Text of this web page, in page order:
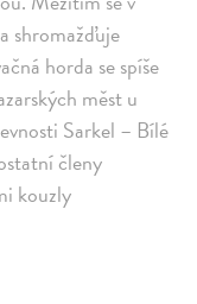
shromažďuje
horda se spíše
měst u
Sarkel – Bílé
členy
kouzly